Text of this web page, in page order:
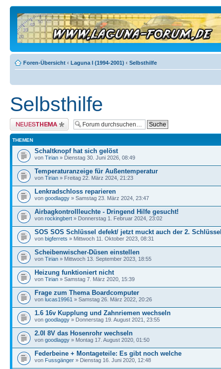
Foren-Übersicht ‹ Laguna I (1994-2001) ‹ Selbsthilfe
Selbsthilfe
Neues Thema erstellen
THEMEN
Schaltknopf hat sich gelöst
von Tirian » Dienstag 30. Juni 2026, 08:49
Temperaturanzeige für Außentemperatur
von Tirian » Freitag 22. März 2024, 21:23
Lenkradschloss reparieren
von goodlaggy » Samstag 23. März 2024, 23:47
Airbagkontrollleuchte - Dringend Hilfe gesucht!
von rockingbert » Donnerstag 1. Februar 2024, 23:02
SOS SOS Schlüssel defekt/ jetzt muckt auch der 2.
von bigferrets » Mittwoch 11. Oktober 2023, 08:31
Scheibenwischer-Düsen einstellen
von Tirian » Mittwoch 13. September 2023, 18:55
Heizung funktioniert nicht
von Tirian » Samstag 7. März 2020, 15:39
Frage zum Thema Boardcomputer
von lucas19961 » Samstag 26. März 2022, 20:26
1.6 16v Kupplung und Zahnriemen wechseln
von goodlaggy » Donnerstag 19. August 2021, 23:55
2.0l 8V das Hosenrohr wechseln
von goodlaggy » Montag 17. August 2020, 01:50
Federbeine + Montageteile: Es gibt noch welche
von Fussgänger » Dienstag 16. Juni 2020, 12:48